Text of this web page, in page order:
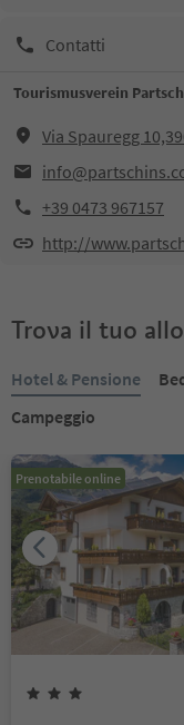
Contatti
Tourismusverein
Via Spauregg
+39 0473 967157
http://
Trova il tuo
Hotel & Pensione
Campeggio
Prenotabile online